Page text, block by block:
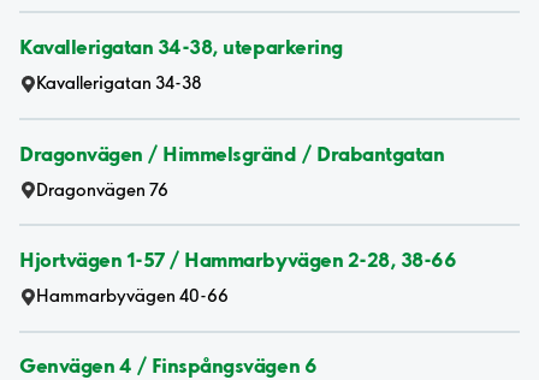
Kavallerigatan 34-38, uteparkering
Kavallerigatan 34-38
Dragonvägen / Himmelsgränd / Drabantgatan
Dragonvägen 76
Hjortvägen 1-57 / Hammarbyvägen 2-28, 38-66
Hammarbyvägen 40-66
Genvägen 4 / Finspångsvägen 6